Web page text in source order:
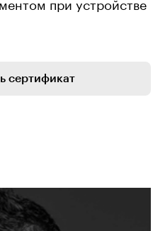
при устройстве
сертификат